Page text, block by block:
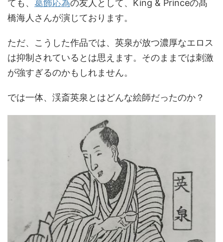
ても、 葛飾応為の友人として、King & Princeの髙
橋海人さんが演じております。
ただ、こうした作品では、英泉が放つ濃厚なエロス
は抑制されているとは思えます。そのままでは刺激
が強すぎるのかもしれません。
では一体、渓斎英泉とはどんな絵師だったのか？